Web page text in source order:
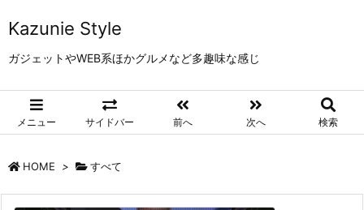
Kazunie Style
ガジェットやWEB系ほかグルメなど多趣味な感じ
メニュー サイドバー 前へ 次へ 検索
HOME > すべて